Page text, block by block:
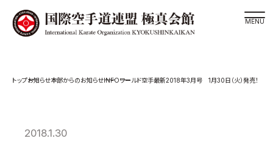
お知らせ本部からのお知らせINFOワールド空手最新2018年3月号 1月30日（火）発売！
2018.1.30